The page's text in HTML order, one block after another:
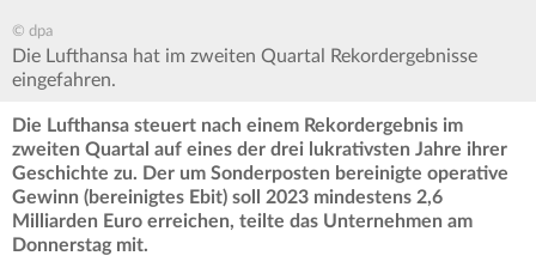
© dpa
Die Lufthansa hat im zweiten Quartal Rekordergebnisse
eingefahren.
Die Lufthansa steuert nach einem Rekordergebnis im
zweiten Quartal auf eines der drei lukrativsten Jahre ihrer
Geschichte zu. Der um Sonderposten bereinigte operative
Gewinn (bereinigtes Ebit) soll 2023 mindestens 2,6
Milliarden Euro erreichen, teilte das Unternehmen am
Donnerstag mit.